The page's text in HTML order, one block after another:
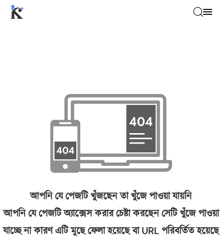
আপনি যে পেজটি খুঁজছেন তা খুঁজে পাওয়া যায়নি
আপনি যে পেজটি অ্যাক্সেস করার চেষ্টা করছেন সেটি খুঁজে পাওয়া
যাচ্ছে না কারণ এটি মুছে ফেলা হয়েছে বা URL পরিবর্তিত হয়েছে